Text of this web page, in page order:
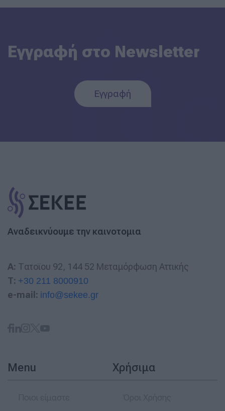
Εγγραφή στο Newsletter
Εγγραφή
Αναδεικνύουμε την καινοτομια
A: Τατοϊου 92, 144 52 Μεταμόρφωση Αττικής
T: +30 211 8000910
e-mail: info@sekee.gr
Menu Χρήσιμα